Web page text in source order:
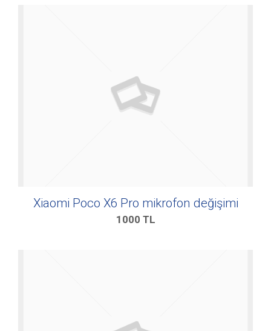
Xiaomi Poco X6 Pro mikrofon değişimi
1000 TL